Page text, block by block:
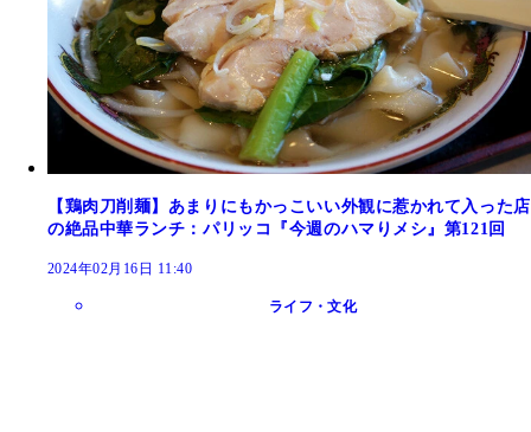
【鶏肉刀削麺】あまりにもかっこいい外観に惹かれて入った店
の絶品中華ランチ：パリッコ『今週のハマりメシ』第121回
2024年02月16日 11:40
ライフ・文化